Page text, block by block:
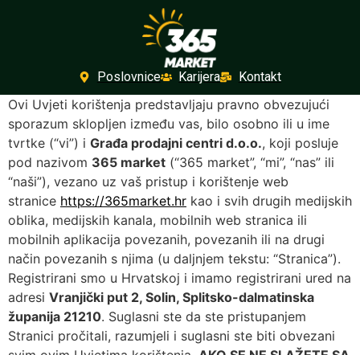
Poslovnice Karijera Kontakt
Ovi Uvjeti korištenja predstavljaju pravno obvezujući
sporazum sklopljen između vas, bilo osobno ili u ime
tvrtke (“vi”) i Građa prodajni centri d.o.o., koji posluje
pod nazivom 365 market (“365 market”, “mi”, “nas” ili
“naši”), vezano uz vaš pristup i korištenje web
stranice https://365market.hr kao i svih drugih medijskih
oblika, medijskih kanala, mobilnih web stranica ili
mobilnih aplikacija povezanih, povezanih ili na drugi
način povezanih s njima (u daljnjem tekstu: “Stranica”).
Registrirani smo u Hrvatskoj i imamo registrirani ured na
adresi Vranjički put 2, Solin, Splitsko-dalmatinska
županija 21210. Suglasni ste da ste pristupanjem
Stranici pročitali, razumjeli i suglasni ste biti obvezani